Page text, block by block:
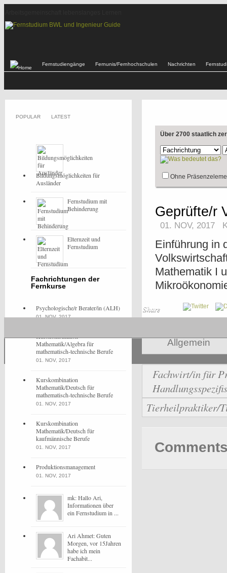
Fernstudiengänge Fernunis/Fernhochschulen Nachrichten
Über 2700 staatlich
Ohne
Geprüfte/r
01. NOV, 2017
Einführung in
Mathematik I
Share
Allgemein
Fachwirt/in für
Tierheilpraktiker/
POPULAR LATEST
Bildungsmöglichkeiten für
Ausländer
Fernstudium mit
Behinderung
Elternzeit und
Fernstudium
Fachrichtungen der
Fernkurse
Psychologische/r Berater/in (ALH)
01. NOV, 2017
Kurskombination
Mathematik/Algebra für
mathematisch-technische Berufe
01. NOV, 2017
Kurskombination
Mathematik/Deutsch für
mathematisch-technische Berufe
01. NOV, 2017
Kurskombination
Mathematik/Deutsch für
kaufmännische Berufe
01. NOV, 2017
Produktionsmanagement
01. NOV, 2017
mk: Hallo Ari,
Informationen über
ein Fernstudium in ...
Ari Ahmet: Guten
Morgen, vor 15Jahren
habe ich mein
Fachabit...